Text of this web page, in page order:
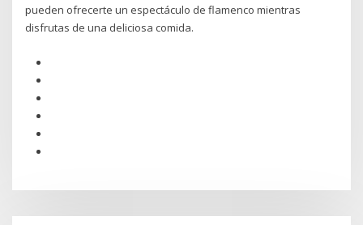
pueden ofrecerte un espectáculo de flamenco mientras
disfrutas de una deliciosa comida.